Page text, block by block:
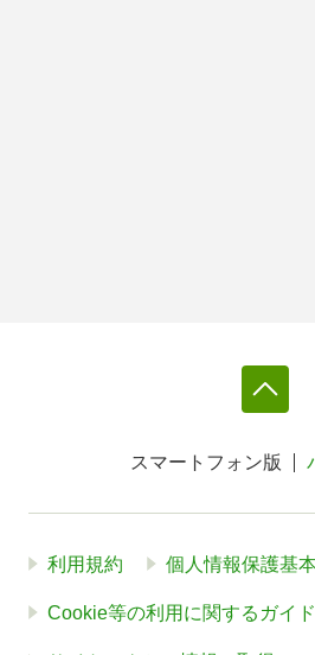
スマートフォン版
利用規約 個人情報保護基
Cookie等の利用に関するガイ